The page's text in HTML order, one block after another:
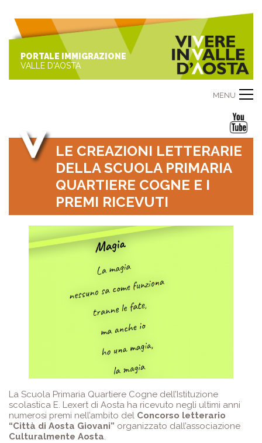
PORTALE IMMIGRAZIONE
VALLE D'AOSTA
MENU
LE CREAZIONI LETTERARIE
DELLA SCUOLA PRIMARIA
QUARTIERE COGNE E I
PREMI RICEVUTI
La Scuola Primaria Quartiere Cogne dell’Istituzione
scolastica E. Lexert di Aosta ha ricevuto negli ultimi anni
numerosi premi nell’ambito del Concorso letterario
“Città di Aosta Giovani” organizzato dall’associazione
Culturalmente Aosta.